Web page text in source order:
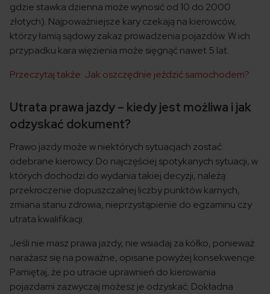
gdzie stawka dzienna może wynosić od 10 do 2000
złotych). Najpoważniejsze kary czekają na kierowców,
którzy łamią sądowy zakaz prowadzenia pojazdów. W ich
przypadku kara więzienia może sięgnąć nawet 5 lat.
Przeczytaj także: Jak oszczędnie jeździć samochodem?
Utrata prawa jazdy – kiedy jest możliwa i jak
odzyskać dokument?
Prawo jazdy może w niektórych sytuacjach zostać
odebrane kierowcy. Do najczęściej spotykanych sytuacji, w
których dochodzi do wydania takiej decyzji, należą:
przekroczenie dopuszczalnej liczby punktów karnych,
zmiana stanu zdrowia, nieprzystąpienie do egzaminu czy
utrata kwalifikacji.
Jeśli nie masz prawa jazdy, nie wsiadaj za kółko, ponieważ
narażasz się na poważne, opisane powyżej konsekwencje.
Pamiętaj, że po utracie uprawnień do kierowania
pojazdami zazwyczaj możesz je odzyskać. Dokładna